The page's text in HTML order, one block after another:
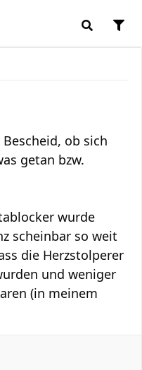
ob sich
getan bzw.
wurde
scheinbar so weit
die Herzstolperer
und weniger
(in meinem